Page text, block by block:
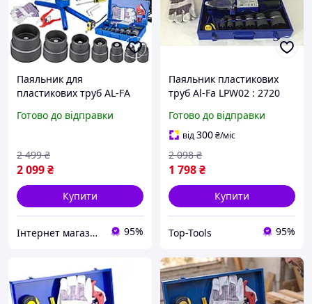
Паяльник для
пластикових труб AL-FA
періодичний тип нагріву
Готово до відправки
2 099₴
2 499 ₴
Купити
Інтернет магазин 🛠 Men’s Tool 95%
Паяльник пластикових
труб Al-Fa LPW02 : 2720
Готово до відправки
від300₴/міс
1 798₴
2 098 ₴
Купити
Top-Tools 95%